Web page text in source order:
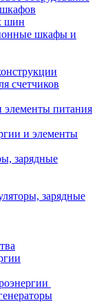
шин
шкафы и
счетчиков
элементы питания
и элементы
зарядные
зарядные